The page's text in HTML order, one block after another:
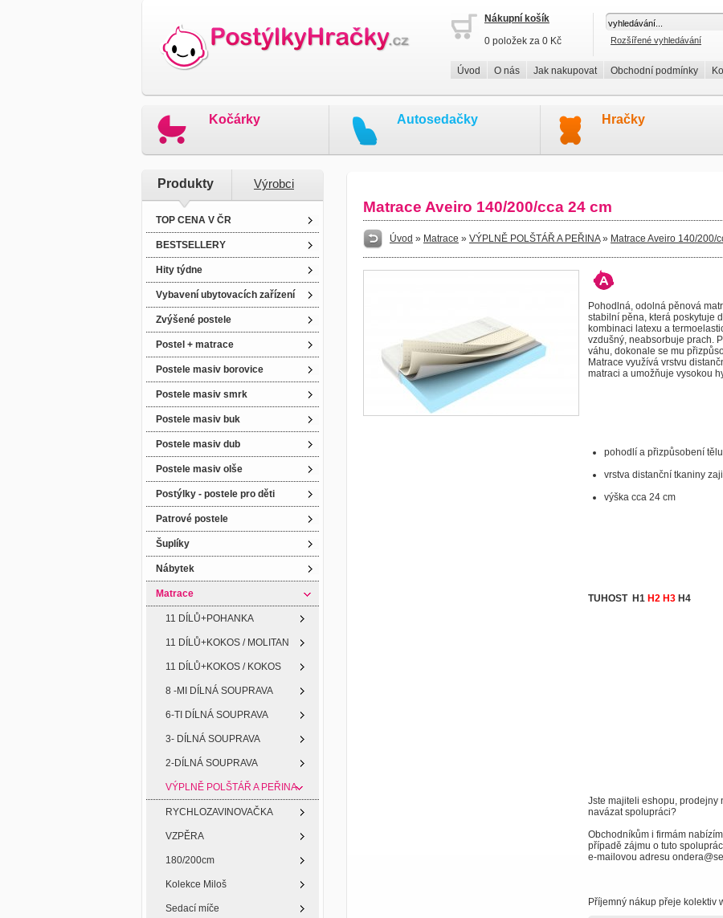
Nákupní košík
0 položek za 0 Kč
Rozšířené vyhledávání
Úvod O nás Jak nakupovat Obchodní podmínky
Kočárky Autosedačky Hračky
Produkty Výrobci
TOP CENA V ČR
BESTSELLERY
Hity týdne
Vybavení ubytovacích zařízení
Zvýšené postele
Postel + matrace
Postele masiv borovice
Postele masiv smrk
Postele masiv buk
Postele masiv dub
Postele masiv olše
Postýlky - postele pro děti
Patrové postele
Šuplíky
Nábytek
Matrace
11 DÍLŮ+POHANKA
11 DÍLŮ+KOKOS / MOLITAN
11 DÍLŮ+KOKOS / KOKOS
8 -MI DÍLNÁ SOUPRAVA
6-TI DÍLNÁ SOUPRAVA
3- DÍLNÁ SOUPRAVA
2-DÍLNÁ SOUPRAVA
VÝPLNĚ POLŠTÁŘ A PEŘINA
RYCHLOZAVINOVAČKA
VZPĚRA
180/200cm
Kolekce Miloš
Sedací míče
Matrace Aveiro 140/200/cca 24 cm
Úvod » Matrace » VÝPLNĚ POLŠTÁŘ A PEŘINA» Matrace Aveiro 140/200/
Pohodlná, odolná pěnová
stabilní pěna, která poskytuje
kombinaci latexu a
vzdušný, neabsorbuje prach.
váhu, dokonale se mu
Matrace využívá vrstvu
matraci a umožňuje vysokou
pohodlí a přizpůsobení
vrstva distanční tkaniny
výška cca 24 cm
TUHOST H1 H2 H3 H4
Jste majiteli eshopu, prodejny
navázat spolupráci?
Obchodníkům i firmám
případě zájmu o tuto
e-mailovou adresu
Příjemný nákup přeje kolektiv